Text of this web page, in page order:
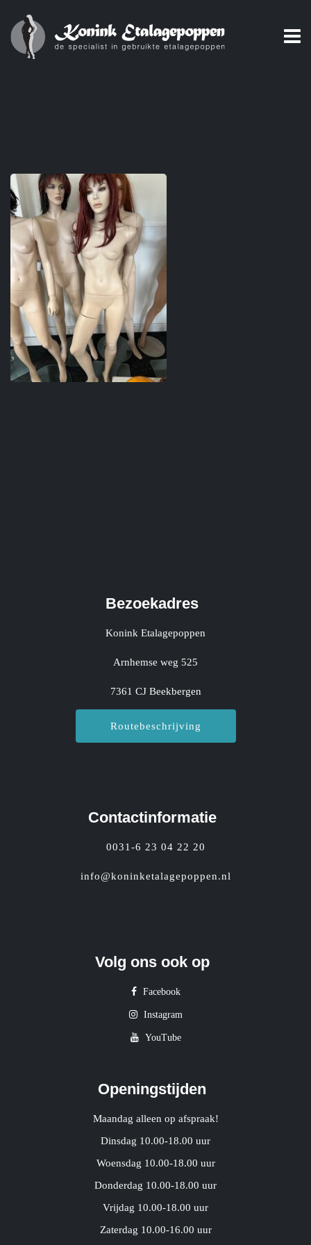
Bezoekadres
Konink Etalagepoppen
Arnhemse weg 525
7361 CJ Beekbergen
Routebeschrijving
Contactinformatie
0031-6 23 04 22 20
info@koninketalagepoppen.nl
Volg ons ook op
Facebook
Instagram
YouTube
Openingstijden
Maandag alleen op afspraak!
Dinsdag 10.00-18.00 uur
Woensdag 10.00-18.00 uur
Donderdag 10.00-18.00 uur
Vrijdag 10.00-18.00 uur
Zaterdag 10.00-16.00 uur